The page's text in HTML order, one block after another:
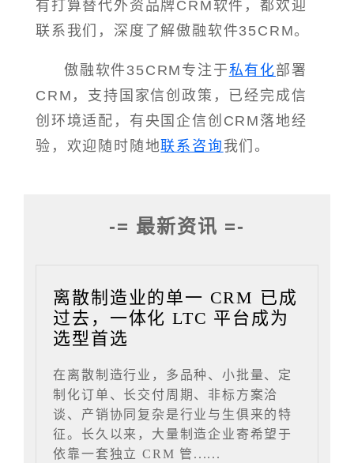
有打算替代外资品牌CRM软件，都欢迎
联系我们，深度了解傲融软件35CRM。
傲融软件35CRM专注于私有化部署
CRM，支持国家信创政策，已经完成信
创环境适配，有央国企信创CRM落地经
验，欢迎随时随地联系咨询 我们。
-= 最新资讯 =-
离散制造业的单一 CRM 已成
过去，一体化 LTC 平台成为
选型首选
在离散制造行业，多品种、小批量、定
制化订单、长交付周期、非标方案洽
谈、产销协同复杂是行业与生俱来的特
征。长久以来，大量制造企业寄希望于
依靠一套独立 CRM 管......